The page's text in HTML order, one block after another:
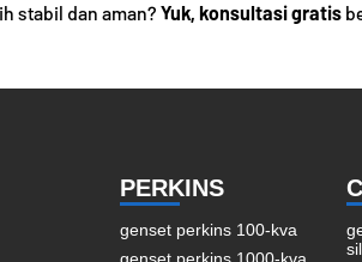
stabil dan aman? Yuk, konsultasi gratis
PERKINS
genset perkins 100-kva